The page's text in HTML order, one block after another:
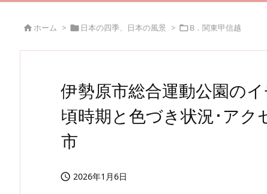
 ホーム >  日本の四季、日本の風景 > B．関東甲信越
伊勢原市総合運動公園の
頃時期と色づき状況･アク
市
 2026年1月6日